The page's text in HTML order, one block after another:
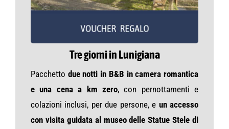
Tre giorni in Lunigiana
Pacchetto due notti in B&B in camera romantica
e una cena a km zero, con pernottamenti e
colazioni inclusi, per due persone, e un accesso
con visita guidata al museo delle Statue Stele di